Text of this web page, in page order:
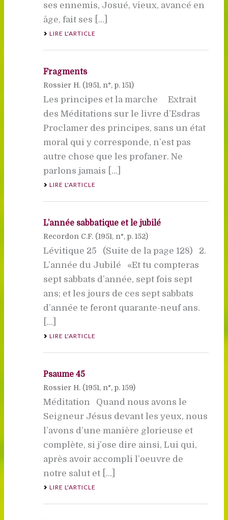
ses ennemis, Josué, vieux, avancé en
âge, fait ses [...]
LIRE L'ARTICLE
Fragments
Rossier H. (1951, n°, p. 151)
Les principes et la marche Extrait
des Méditations sur le livre d’Esdras
Proclamer des principes, sans un état
moral qui y corresponde, n’est pas
autre chose que les profaner. Ne
parlons jamais [...]
LIRE L'ARTICLE
L’année sabbatique et le jubilé
Recordon C.F. (1951, n°, p. 152)
Lévitique 25 (Suite de la page 128) 2.
L’année du Jubilé «Et tu compteras
sept sabbats d’année, sept fois sept
ans; et les jours de ces sept sabbats
d’année te feront quarante-neuf ans.
[...]
LIRE L'ARTICLE
Psaume 45
Rossier H. (1951, n°, p. 159)
Méditation Quand nous avons le
Seigneur Jésus devant les yeux, nous
l’avons d’une manière glorieuse et
complète, si j’ose dire ainsi, Lui qui,
après avoir accompli l’oeuvre de
notre salut et [...]
LIRE L'ARTICLE